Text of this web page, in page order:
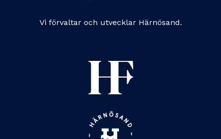
Vi förvaltar och utvecklar Härnösand.